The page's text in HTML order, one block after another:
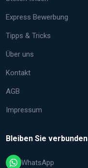
Express Bewerbung
Tipps & Tricks
Über uns
Kontakt
AGB
Impressum
Bleiben Sie verbunden
WhatsApp